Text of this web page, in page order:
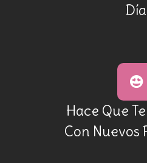
Día
Hace Que
Con Nuevos